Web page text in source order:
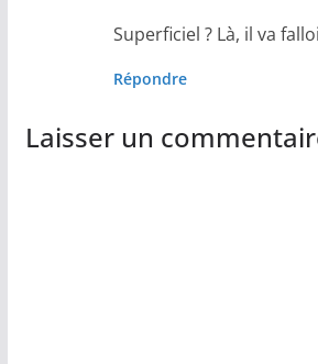
Superficiel ? Là, il va
Répondre
Laisser un